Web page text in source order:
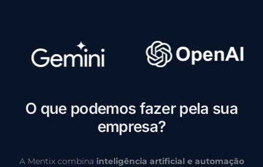
O que podemos fazer pela sua
empresa?
A Mentix combina inteligência artificial e automação